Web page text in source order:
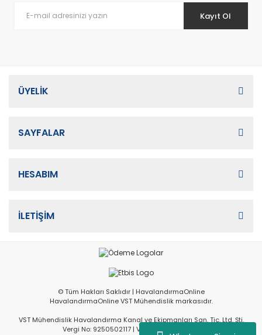
Kayıt Ol
ÜYELİK
SAYFALAR
HESABIM
İLETİŞİM
© Tüm Hakları Saklıdır | HavalandırmaOnline
HavalandırmaOnline VST Mühendislik markasıdır.
VST Mühendislik Havalandırma Kanal ve Ekipmanları San. Tic. Ltd. Şti.
Vergi No: 9250502117 | Vergi Dairesi: İvedik